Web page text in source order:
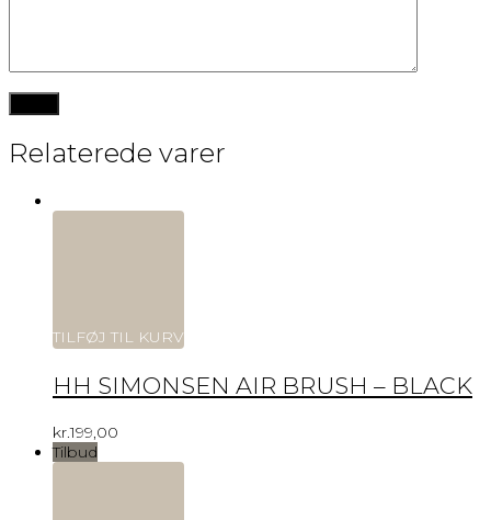
Relaterede varer
TILFØJ TIL KURV
HH SIMONSEN AIR BRUSH – BLACK
kr.199,00
Tilbud